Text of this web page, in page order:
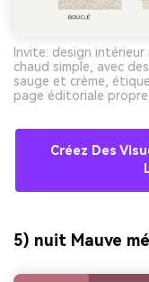
Invite: design
chaud simple, avec
sauge et crème,
page éditoriale
Créez Des
5) nuit Mauve